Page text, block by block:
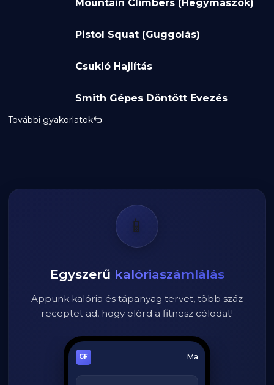
Mountain Climbers (Hegymászók)
Pistol Squat (Guggolás)
Csukló Hajlítás
Smith Gépes Döntött Evezés
További gyakorlatok
📱
Egyszerű kalóriaszámlálás
Appunk kalória és tápanyag tervet, több száz
receptet ad, hogy elérd a fitnesz célodat!
Ma